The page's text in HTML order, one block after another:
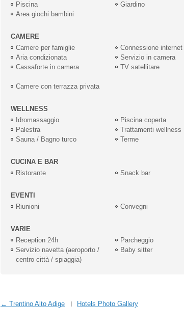
Piscina
Giardino
Area giochi bambini
CAMERE
Camere per famiglie
Connessione internet
Aria condizionata
Servizio in camera
Cassaforte in camera
TV satellitare
Camere con terrazza privata
WELLNESS
Idromassaggio
Piscina coperta
Palestra
Trattamenti wellness
Sauna / Bagno turco
Terme
CUCINA E BAR
Ristorante
Snack bar
EVENTI
Riunioni
Convegni
VARIE
Reception 24h
Parcheggio
Servizio navetta (aeroporto /
centro città / spiaggia)
Baby sitter
← Trentino Alto Adige Hotels Photo Gallery